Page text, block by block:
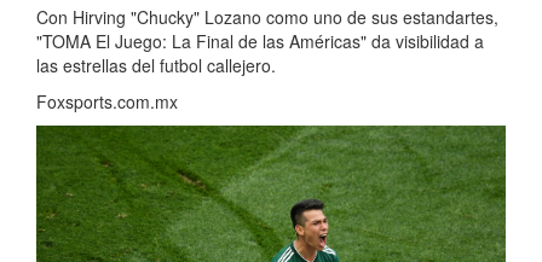
Con Hirving "Chucky" Lozano como uno de sus estandartes,
"TOMA El Juego: La Final de las Américas" da visibilidad a
las estrellas del futbol callejero.
Foxsports.com.mx